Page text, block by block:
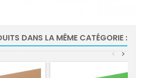
DANS LA MÊME CATÉGORIE :
>
<